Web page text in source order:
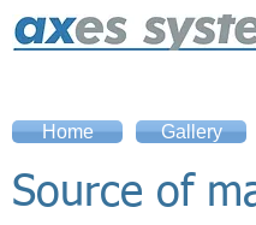
Home Gallery
Source of